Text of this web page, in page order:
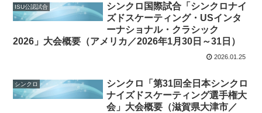
ISU公認試合
シンクロ国際試合「シンクロナイ
ズドスケーティング・USインタ
ーナショナル・クラシック
2026」大会概要（アメリカ／2026年1月30日～31日）
2026.01.25
シンクロ
シンクロ「第31回全日本シンクロ
ナイズドスケーティング選手権大
会」大会概要（滋賀県大津市／